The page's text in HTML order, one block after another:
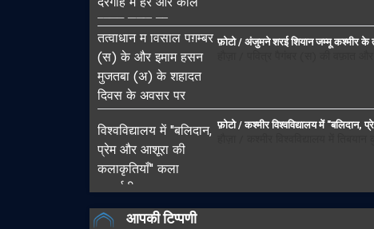
फ़ोटो / अंजुमने शरई शियान जम्मू कश्मीर
फ़ोटो / कश्मीर विश्वविद्यालय में
आपकी टिप्पणी